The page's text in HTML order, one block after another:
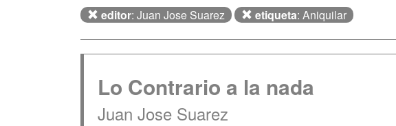
editor: Juan Jose Suarez etiqueta: Aniquilar
Lo Contrario a la nada
Juan Jose Suarez